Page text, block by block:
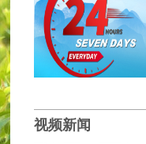
视频新闻